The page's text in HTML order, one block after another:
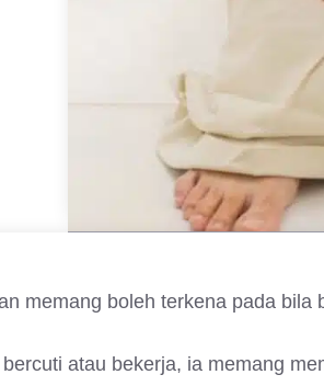
memang boleh terkena pada bila
atau bekerja, ia memang